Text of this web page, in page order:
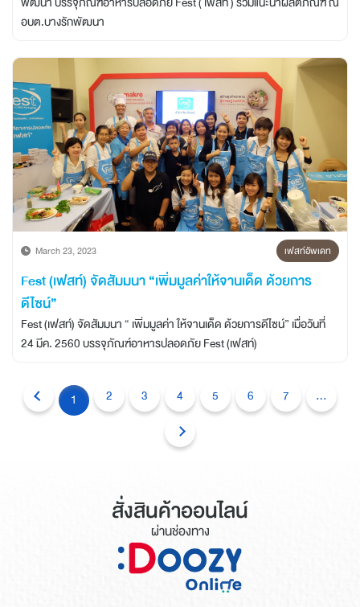
อบต.บางรักพัฒนา
March 23, 2023 เฟสท์อัพเดท
Fest (เฟสท์) จัดสัมมนา “เพิ่มมูลค่าให้จานเด็ด ด้วยการ
ดีไซน์”
Fest (เฟสท์) จัดสัมมนา “ เพิ่มมูลค่า ให้จานเด็ด ด้วยการดีไซน์” เมื่อวันที่
24 มีค. 2560 บรรจุภัณฑ์อาหารปลอดภัย Fest (เฟสท์)
1 2 3 4 5 6 7 ...
สั่งสินค้าออนไลน์
ผ่านช่องทาง